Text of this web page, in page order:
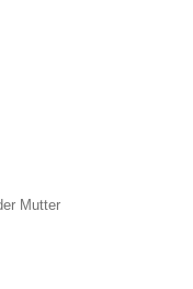
Mutter